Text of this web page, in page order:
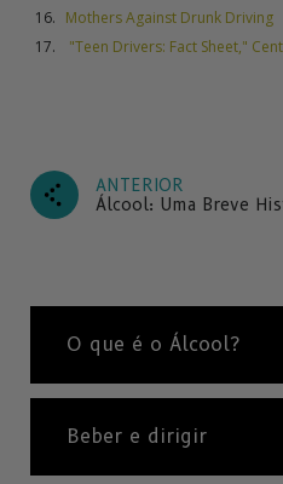
Mothers Against Drunk Driving
"Teen Drivers: Fact Sheet,"
ANTERIOR
Álcool: Uma Breve
O que é o Álcool?
Beber e dirigir